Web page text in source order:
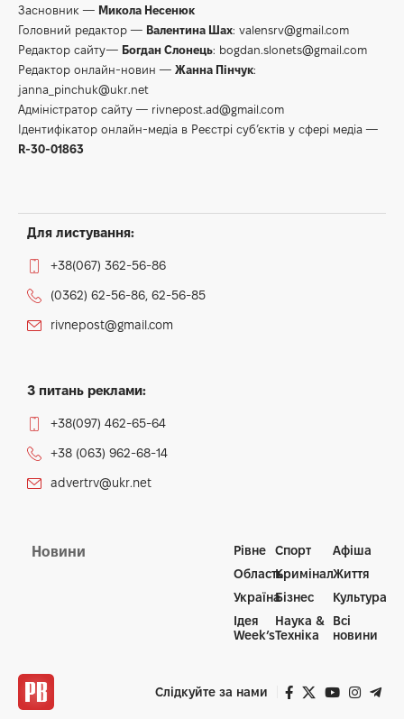
Засновник — Микола Несенюк
Головний редактор — Валентина Шах: valensrv@gmail.com
Редактор сайту— Богдан Слонець: bogdan.slonets@gmail.com
Редактор онлайн-новин — Жанна Пінчук:
janna_pinchuk@ukr.net
Адміністратор сайту — rivnepost.ad@gmail.com
Ідентифікатор онлайн-медіа в Реєстрі суб’єктів у сфері медіа —
R-30-01863
Для листування:
+38(067) 362-56-86
(0362) 62-56-86, 62-56-85
rivnepost@gmail.com
З питань реклами:
+38(097) 462-65-64
+38 (063) 962-68-14
advertrv@ukr.net
Новини
Рівне
Область
Україна
Ідея
Week’s
Спорт
Кримінал
Бізнес
Наука &
Техніка
Афіша
Життя
Культура
Всі
новини
Слідкуйте за нами